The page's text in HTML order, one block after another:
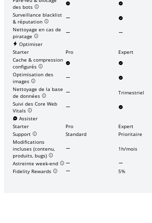
des bots
Surveillance blacklist
& réputation
Nettoyage en cas de
piratage
Optimiser
Starter
Pro
Expert
Cache & compression
configurés
Optimisation des
images
Nettoyage de la base
de données
Trimestriel
Suivi des Core Web
Vitals
Assister
Starter
Pro
Expert
Support
Standard Prioritaire
Modifications
incluses (contenu,
produits, bugs)
1h/mois
Astreinte week-end
Fidelity Rewards
5%